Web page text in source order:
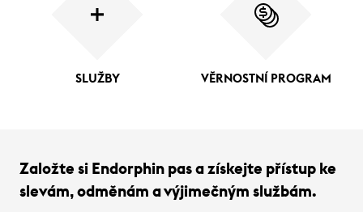
SLUŽBY VĚRNOSTNÍ PROGRAM
Založte si Endorphin pas a získejte přístup ke
slevám, odměnám a výjimečným službám.